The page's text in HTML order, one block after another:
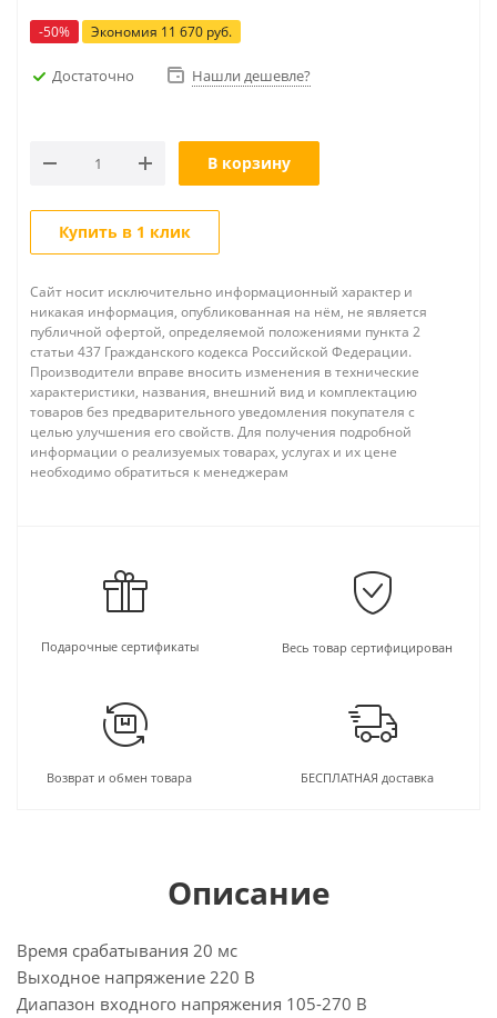
-50% Экономия 11 670 руб.
Достаточно Нашли дешевле?
В корзину
Купить в 1 клик
Сайт носит исключительно информационный характер и
никакая информация, опубликованная на нём, не является
публичной офертой, определяемой положениями пункта 2
статьи 437 Гражданского кодекса Российской Федерации.
Производители вправе вносить изменения в технические
характеристики, названия, внешний вид и комплектацию
товаров без предварительного уведомления покупателя с
целью улучшения его свойств. Для получения подробной
информации о реализуемых товарах, услугах и их цене
необходимо обратиться к менеджерам
Подарочные сертификаты Весь товар сертифицирован
Возврат и обмен товара БЕСПЛАТНАЯ доставка
Описание
Время срабатывания 20 мс
Выходное напряжение 220 В
Диапазон входного напряжения 105-270 В